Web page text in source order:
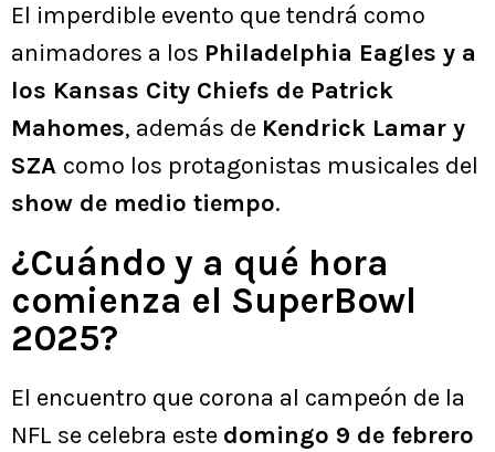
El imperdible evento que tendrá como
animadores a los Philadelphia Eagles y a
los Kansas City Chiefs de Patrick
Mahomes, además de Kendrick Lamar y
SZA como los protagonistas musicales del
show de medio tiempo.
¿Cuándo y a qué hora
comienza el SuperBowl
2025?
El encuentro que corona al campeón de la
NFL se celebra este domingo 9 de febrero